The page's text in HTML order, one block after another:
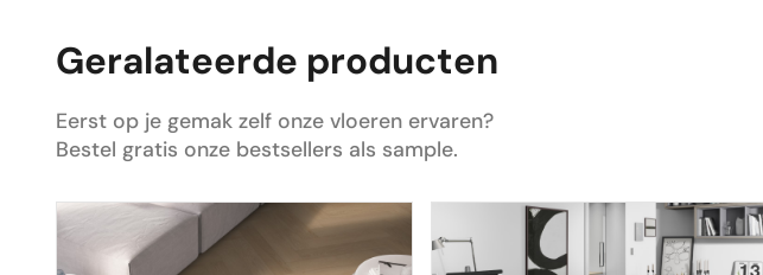
belangrijkste, ben ik super tevreden en blij
met de nieuwe PVC vloer! Hij is heel netjes
ons huis. Dus ik zou de volgende keer zeker
weer mijn vloer bestellen via Floors
Company.
Geralateerde producten
Eerst op je gemak zelf onze vloeren ervaren?
Bestel gratis onze bestsellers als sample.